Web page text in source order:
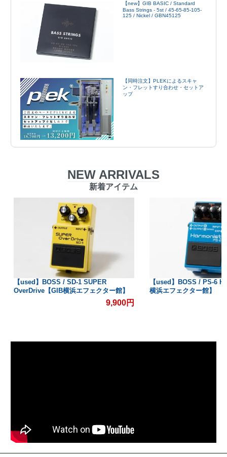
【new】GIB BASIC / Standard
Bass Strings - 5st / 45-65-85-105-
125 / Nickel / GBN45125
【同時注文】PLEKによるスキャ
ン・フレットすり合わせ・セットア
ップ
NEW ARRIVALS
新着アイテム
【used】BOSS / SD-1 SUPER
OverDrive【GIB横浜エフェクター館】
9,900円
【used】BOSS / PS-6
横浜エフェクター館】